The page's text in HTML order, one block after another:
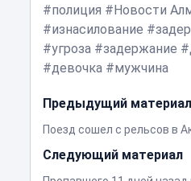
полиция
Новости
изнасилование
угроза
задержание
девочка
мужчина
Предыдущий материал
Поезд сошел с рельсов в
Следующий материал